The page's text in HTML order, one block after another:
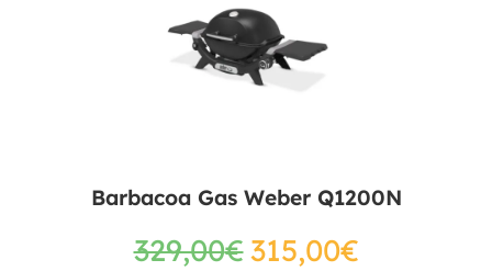
Barbacoa Gas Weber Q1200N
329,00€315,00€